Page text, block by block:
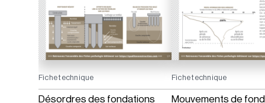
Fiche technique
Désordres des fondations
Fiche technique
Mouvements de